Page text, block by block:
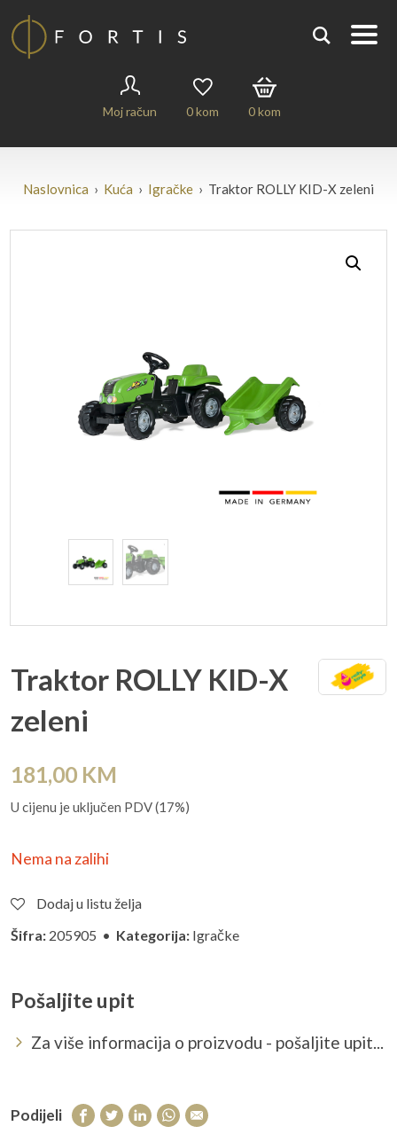
Moj račun 0kom 0kom
Naslovnica › Kuća › Igračke › Traktor ROLLY KID-X zeleni
Traktor ROLLY KID-X
zeleni
181,00 KM
U cijenu je uključen PDV (17%)
Nema na zalihi
Dodaj u listu želja
Šifra: 205905 • Kategorija: Igračke
Pošaljite upit
Za više informacija o proizvodu - pošaljite upit...
Podijeli